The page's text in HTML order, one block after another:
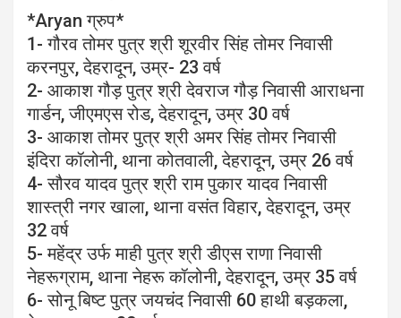
*Aryan ग्रुप*
1- गौरव तोमर पुत्र श्री शूरवीर सिंह तोमर निवासी
करनपुर, देहरादून, उम्र- 23 वर्ष
2- आकाश गौड़ पुत्र श्री देवराज गौड़ निवासी आराधना
गार्डन, जीएमएस रोड, देहरादून, उम्र 30 वर्ष
3- आकाश तोमर पुत्र श्री अमर सिंह तोमर निवासी
इंदिरा कॉलोनी, थाना कोतवाली, देहरादून, उम्र 26 वर्ष
4- सौरव यादव पुत्र श्री राम पुकार यादव निवासी
शास्त्री नगर खाला, थाना वसंत विहार, देहरादून, उम्र
32 वर्ष
5- महेंद्र उर्फ माही पुत्र श्री डीएस राणा निवासी
नेहरूग्राम, थाना नेहरू कॉलोनी, देहरादून, उम्र 35 वर्ष
6- सोनू बिष्ट पुत्र जयचंद निवासी 60 हाथी बड़कला,